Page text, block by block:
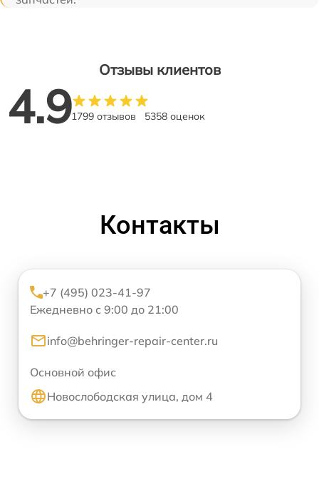
Отзывы клиентов
4.91799 отзывов 5358 оценок
Контакты
+7 (495) 023-41-97
Ежедневно с 9:00 до 21:00
info@behringer-repair-center.ru
Основной офис
Новослободская улица, дом 4